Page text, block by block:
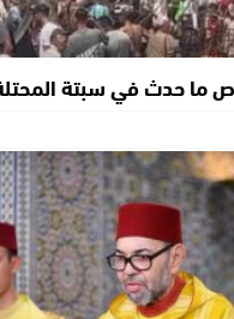
ما حدث في سبتة